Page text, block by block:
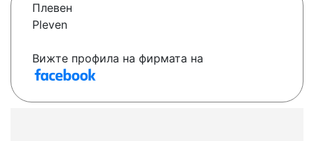
Плевен
Pleven
Вижте профила на фирмата на